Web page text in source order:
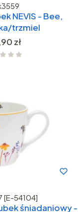
NEVIS - Bee,
trzmiel
zł
[E-54104]
śniadaniowy -